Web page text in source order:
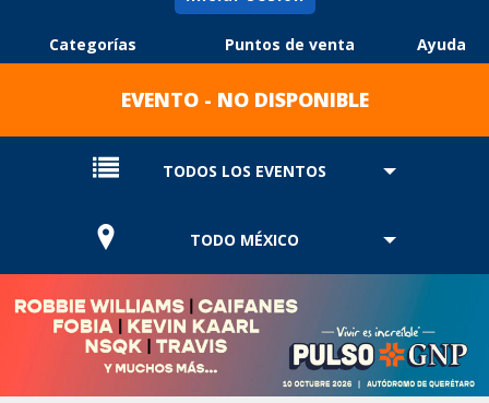
Categorías Puntos de venta Ayuda
EVENTO - NO DISPONIBLE
TODOS LOS EVENTOS
TODO MÉXICO